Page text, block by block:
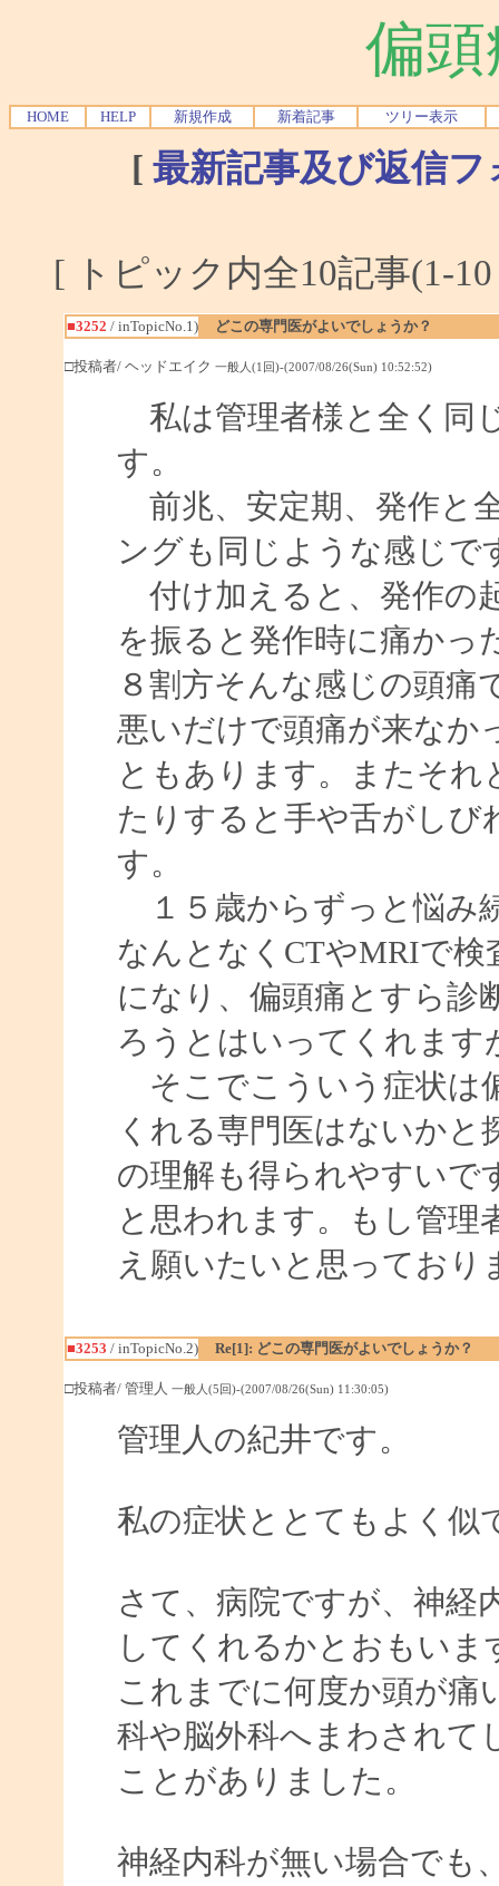
偏
HOME HELP 新規作成 新着記事 ツリー表示
[ 最新記事及び返信
[ トピック内全10記事(1-
■3252 / inTopicNo.1) どこの専門医がよいでしょうか？
□投稿者/ ヘッドエイク 一般人(1回)-(2007/08/26(Sun) 10:52:52)
私は管理者様と全く同
す。
前兆、安定期、発作と
ングも同じような感じで
付け加えると、発作の
を振ると発作時に痛かっ
８割方そんな感じの頭痛
悪いだけで頭痛が来なか
ともあります。またそ
たりすると手や舌がしび
す。
１５歳からずっと悩み
なんとなくCTやMRIで
になり、偏頭痛とすら診
ろうとはいってくれます
そこでこういう症状は
くれる専門医はないか
の理解も得られやすいで
と思われます。もし管
え願いたいと思っており
■3253 / inTopicNo.2) Re[1]: どこの専門医がよいでしょうか？
□投稿者/ 管理人 一般人(5回)-(2007/08/26(Sun) 11:30:05)
管理人の紀井です。
私の症状ととてもよく
さて、病院ですが、神経
してくれるかとおもいま
これまでに何度か頭が痛
科や脳外科へまわされて
ことがありました。
神経内科が無い場合でも